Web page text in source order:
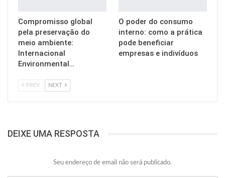
Compromisso global
pela preservação do
meio ambiente:
Internacional
Environmental…
O poder do consumo
interno: como a prática
pode beneficiar
empresas e indivíduos
PREV NEXT
DEIXE UMA RESPOSTA
Seu endereço de email não será publicado.